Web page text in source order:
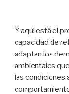
Y aquí está el
capacidad de
adaptan los
ambientales
las condiciones